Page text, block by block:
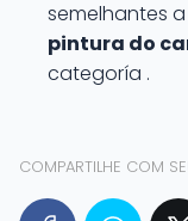
semelhantes a
pintura do
categoría .
COMPARTILHE COM